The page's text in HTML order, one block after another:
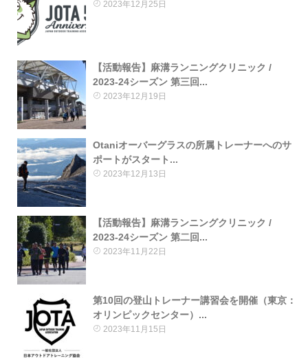
2023年12月25日
【活動報告】麻溝ランニングクリニック /
2023-24シーズン 第三回...
2023年12月19日
Otaniオーバーグラスの所属トレーナーへのサ
ポートがスタート...
2023年12月13日
【活動報告】麻溝ランニングクリニック /
2023-24シーズン 第二回...
2023年11月22日
第10回の登山トレーナー講習会を開催（東京：
オリンピックセンター）...
2023年11月15日